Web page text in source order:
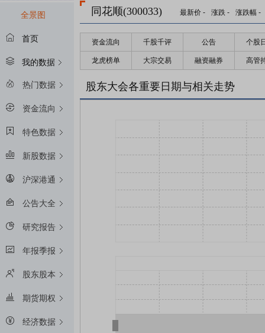
全景图
首页
我的数据
热门数据
资金流向
特色数据
新股数据
沪深港通
公告大全
研究报告
年报季报
股东股本
期货期权
经济数据
同花顺(300033) 最新价 - 涨跌 - 涨跌幅 -
资金流向 千股千评 公告 个股
龙虎榜单 大宗交易 融资融券 高管
股东大会各重要日期与相关走势